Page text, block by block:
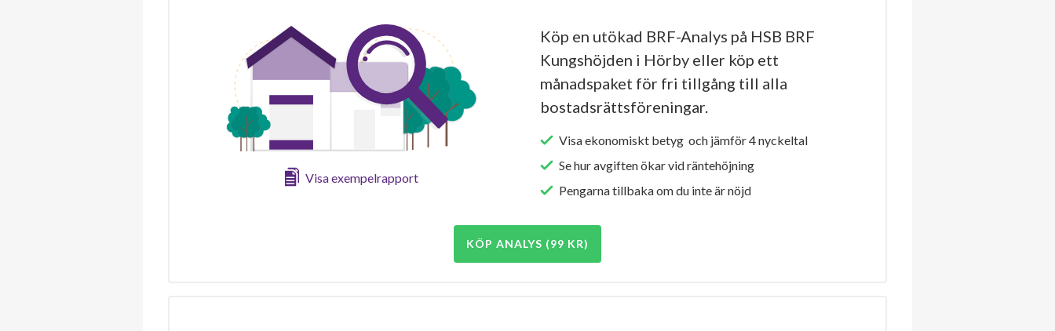
Visa exempelrapport
Köp en utökad BRF-Analys på HSB BRF
Kungshöjden i Hörby eller köp ett
månadspaket för fri tillgång till alla
bostadsrättsföreningar.
Visa ekonomiskt betyg och jämför 4 nyckeltal
Se hur avgiften ökar vid räntehöjning
Pengarna tillbaka om du inte är nöjd
KÖP ANALYS (99 KR)